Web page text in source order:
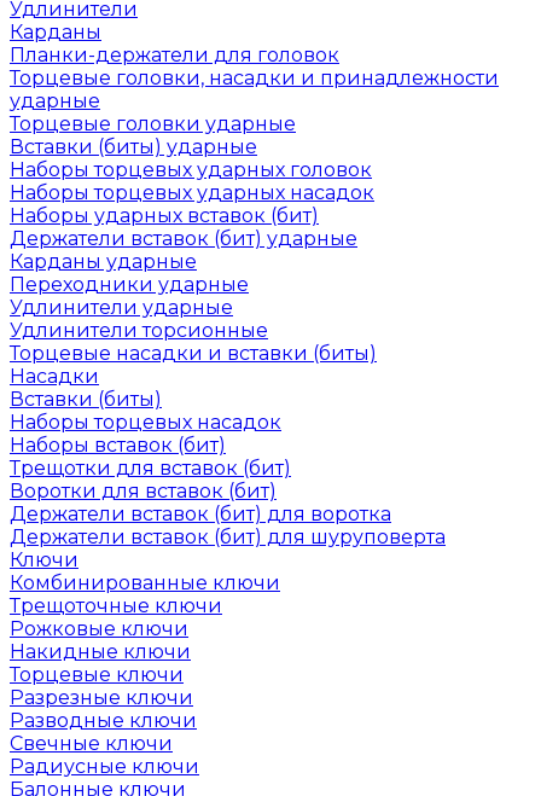
Удлинители
Карданы
Планки-держатели для головок
Торцевые головки, насадки и принадлежности
ударные
Торцевые головки ударные
Вставки (биты) ударные
Наборы торцевых ударных головок
Наборы торцевых ударных насадок
Наборы ударных вставок (бит)
Держатели вставок (бит) ударные
Карданы ударные
Переходники ударные
Удлинители ударные
Удлинители торсионные
Торцевые насадки и вставки (биты)
Насадки
Вставки (биты)
Наборы торцевых насадок
Наборы вставок (бит)
Трещотки для вставок (бит)
Воротки для вставок (бит)
Держатели вставок (бит) для воротка
Держатели вставок (бит) для шуруповерта
Ключи
Комбинированные ключи
Трещоточные ключи
Рожковые ключи
Накидные ключи
Торцевые ключи
Разрезные ключи
Разводные ключи
Свечные ключи
Радиусные ключи
Балонные ключи